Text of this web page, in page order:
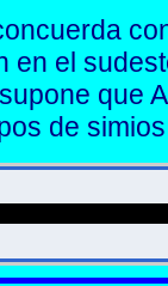
en el
que
de